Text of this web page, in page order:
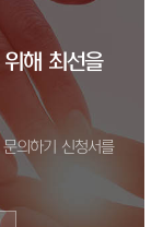
해 최선을
의하기 신청서를